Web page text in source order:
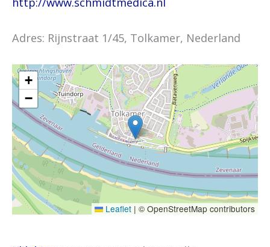
Adres: Rijnstraat 1/45, Tolkamer, Nederland
+
−
Leaflet | © OpenStreetMap contributors